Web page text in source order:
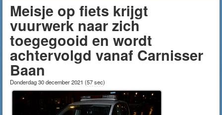
Meisje op fiets krijgt
vuurwerk naar zich
toegegooid en wordt
achtervolgd vanaf Carnisser
Baan
Donderdag 30 december 2021 (57 sec)